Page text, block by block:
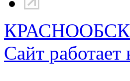
КРАСНООБСК
Сайт работает